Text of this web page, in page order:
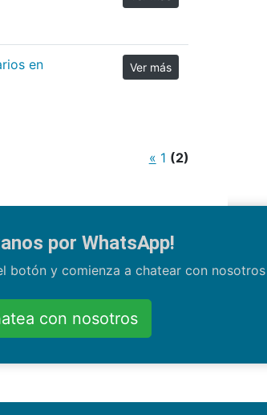
en
Ver más
« 1 (2)
por WhatsApp!
botón y comienza a chatear con
con nosotros